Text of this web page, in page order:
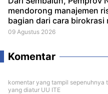
mendorong manajemen
bagian dari cara birokrasi
keputusan.
09 Agustus 2026
Komentar
komentar yang tampil sepenuhnya
yang diatur UU ITE